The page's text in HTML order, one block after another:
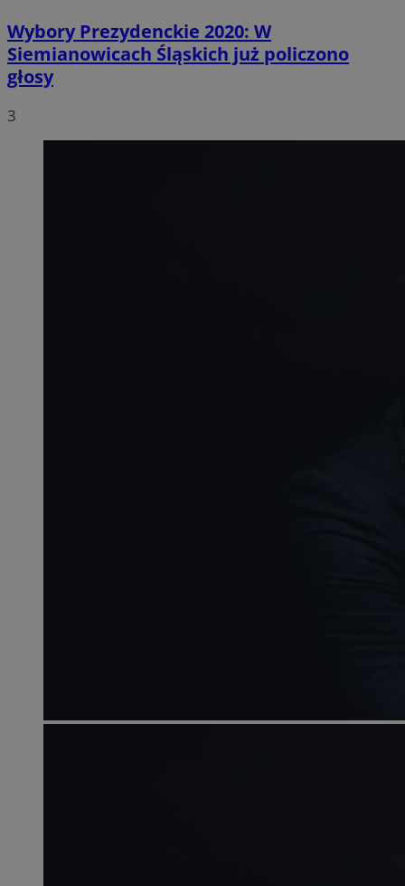
Wybory Prezydenckie 2020: W
Siemianowicach Śląskich już policzono
głosy
3